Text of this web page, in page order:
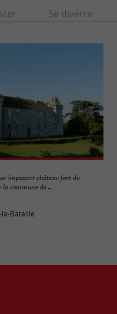
Se divertir
imposant château fort du
commune de ...
la-Bataille